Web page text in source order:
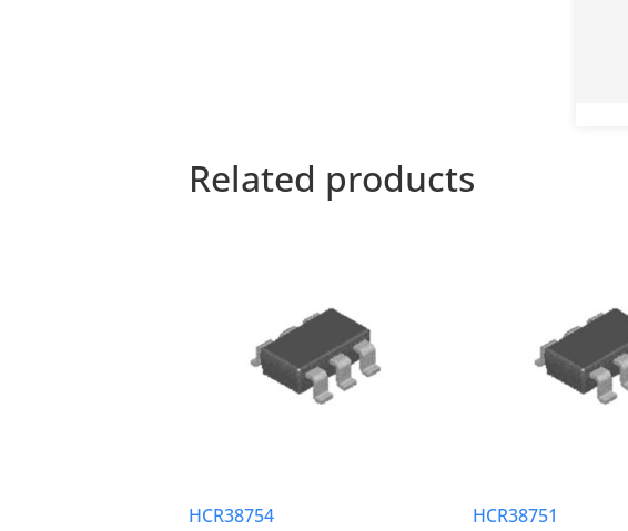
Related products
HCR38754 HCR38751